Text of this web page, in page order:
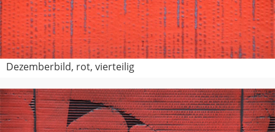
Dezemberbild, rot, vierteilig